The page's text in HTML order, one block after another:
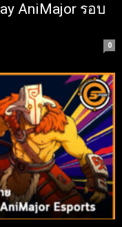
AniMajor รอบ
0